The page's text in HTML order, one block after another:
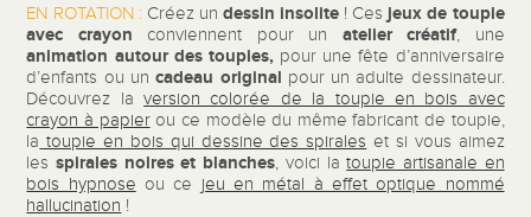
EN ROTATION :Créez un dessin insolite ! Ces jeux de toupie
avec crayon conviennent pour un atelier créatif, une
animation autour des toupies,pour une fête d’anniversaire
d’enfants ou uncadeau original pour un adulte dessinateur.
Découvrez laversion colorée de la toupie en bois avec
crayon à papierou ce modèle du même fabricant de toupie,
la toupie en bois qui dessine des spirales et si vous aimez
lesspirales noires et blanches, voici latoupie artisanale en
bois hypnose ou ce jeu en métal à effet optique nommé
hallucination !